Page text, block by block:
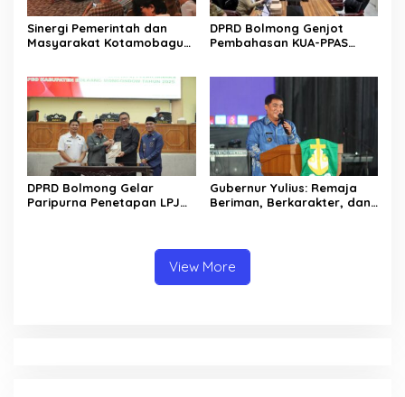
Sinergi Pemerintah dan
Masyarakat Kotamobagu
DPRD Bolmong Genjot
Pembahasan KUA-PPAS
DPRD Bolmong Gelar
Paripurna Penetapan LPJ
Gubernur Yulius: Remaja
Beriman, Berkarakter, dan
View More